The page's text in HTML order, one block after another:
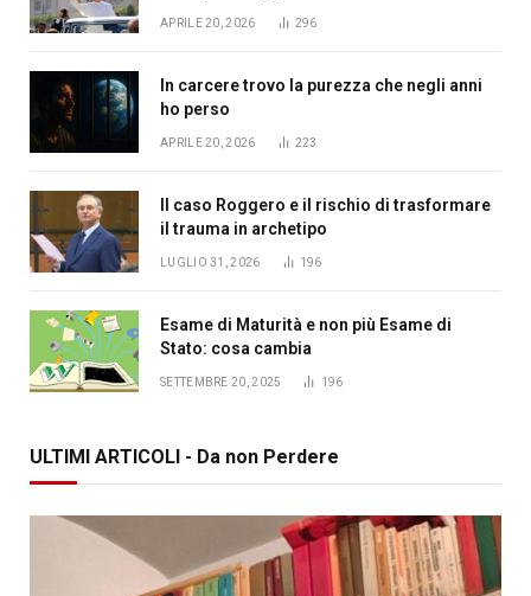
APRILE 20, 2026 296
In carcere trovo la purezza che negli anni
ho perso
APRILE 20, 2026 223
Il caso Roggero e il rischio di trasformare
il trauma in archetipo
LUGLIO 31, 2026 196
Esame di Maturità e non più Esame di
Stato: cosa cambia
SETTEMBRE 20, 2025 196
ULTIMI ARTICOLI - Da non Perdere